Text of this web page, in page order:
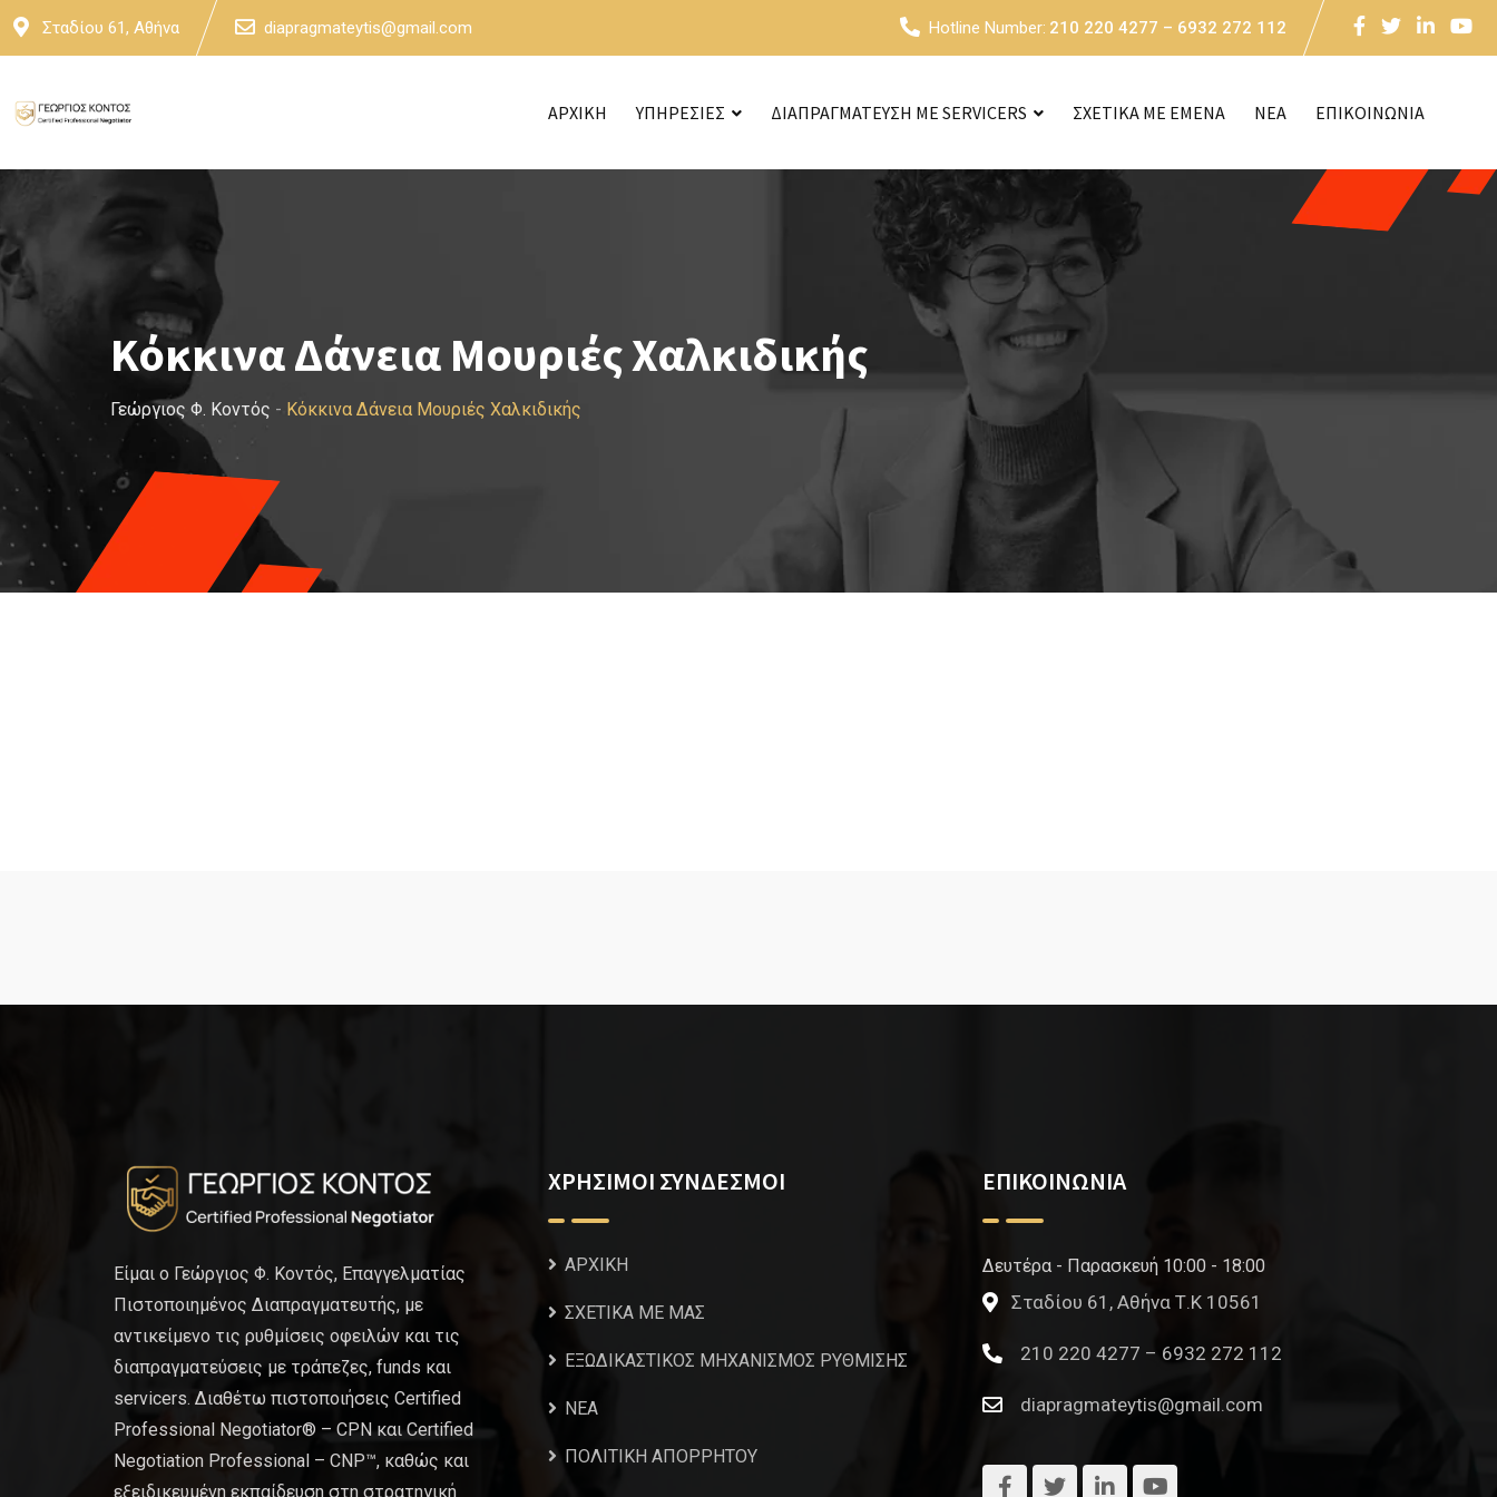
Skip
Σταδίου 61, Αθήνα diapragmateytis@gmail.com Hotline Number: 210 220 4277 – 6932 272 112
ΑΡΧΙΚΗ ΥΠΗΡΕΣΙΕΣ ΔΙΑΠΡΑΓΜΑΤΕΥΣΗ ΜΕ SERVICERS ΣΧΕΤΙΚΑ ΜΕ ΕΜΕΝΑ NEA ΕΠΙΚΟΙΝΩΝΙΑ
Κόκκινα Δάνεια Μουριές Χαλκιδικής
Γεώργιος Φ. Κοντός - Κόκκινα Δάνεια Μουριές Χαλκιδικής
Είμαι ο Γεώργιος Φ. Κοντός, Επαγγελματίας
Πιστοποιημένος Διαπραγματευτής, με
αντικείμενο τις ρυθμίσεις οφειλών και τις
διαπραγματεύσεις με τράπεζες, funds και
servicers. Διαθέτω πιστοποιήσεις Certified
Professional Negotiator® – CPN και Certified
Negotiation Professional – CNP™, καθώς και
εξειδικευμένη εκπαίδευση στη στρατηγική
ΧΡΗΣΙΜΟΙ ΣΥΝΔΕΣΜΟΙ
ΑΡΧΙΚΗ
ΣΧΕΤΙΚΑ ΜΕ ΜΑΣ
ΕΞΩΔΙΚΑΣΤΙΚΟΣ ΜΗΧΑΝΙΣΜΟΣ ΡΥΘΜΙΣΗΣ
NEA
ΠΟΛΙΤΙΚΗ ΑΠΟΡΡΗΤΟΥ
ΕΠΙΚΟΙΝΩΝΙΑ
Δευτέρα - Παρασκευή 10:00 - 18:00
Σταδίου 61, Αθήνα Τ.Κ 10561
210 220 4277 – 6932 272 112
diapragmateytis@gmail.com